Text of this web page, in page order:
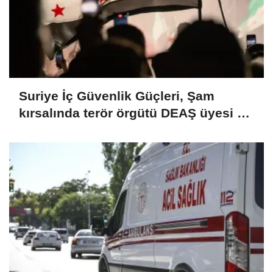
Suriye İç Güvenlik Güçleri, Şam
kırsalında terör örgütü DEAŞ üyesi 2